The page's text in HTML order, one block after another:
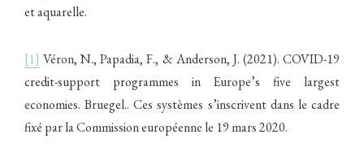
et aquarelle.
[1] Véron, N., Papadia, F., & Anderson, J. (2021). COVID-19
credit-support programmes in Europe’s five largest
economies. Bruegel.. Ces systèmes s’inscrivent dans le cadre
fixé par la Commission européenne le 19 mars 2020.